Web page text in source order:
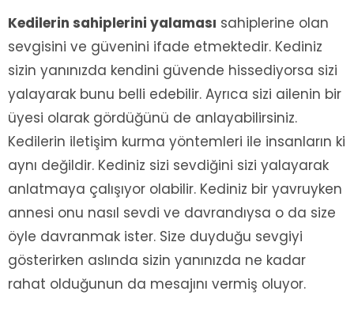
Kedilerin sahiplerini yalaması sahiplerine olan
sevgisini ve güvenini ifade etmektedir. Kediniz
sizin yanınızda kendini güvende hissediyorsa sizi
yalayarak bunu belli edebilir. Ayrıca sizi ailenin bir
üyesi olarak gördüğünü de anlayabilirsiniz.
Kedilerin iletişim kurma yöntemleri ile insanların ki
aynı değildir. Kediniz sizi sevdiğini sizi yalayarak
anlatmaya çalışıyor olabilir. Kediniz bir yavruyken
annesi onu nasıl sevdi ve davrandıysa o da size
öyle davranmak ister. Size duyduğu sevgiyi
gösterirken aslında sizin yanınızda ne kadar
rahat olduğunun da mesajını vermiş oluyor.